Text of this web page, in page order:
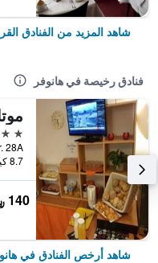
شاهد المزيد من الفنادق
فنادق رخيصة في هانوفر
2 نجمتين
8.7 كيلومتر عن وسط المدينة
140 ﷼
شاهد أرخص الفنادق في